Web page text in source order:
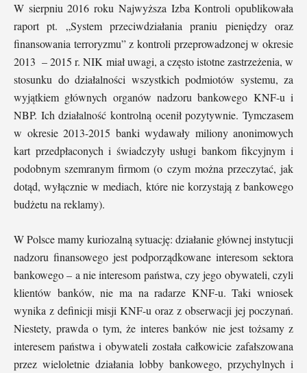
W sierpniu 2016 roku Najwyższa Izba Kontroli opublikowała
raport pt. „System przeciwdziałania praniu pieniędzy oraz
finansowania terroryzmu” z kontroli przeprowadzonej w okresie
2013 – 2015 r. NIK miał uwagi, a często istotne zastrzeżenia, w
stosunku do działalności wszystkich podmiotów systemu, za
wyjątkiem głównych organów nadzoru bankowego KNF-u i
NBP. Ich działalność kontrolną ocenił pozytywnie. Tymczasem
w okresie 2013-2015 banki wydawały miliony anonimowych
kart przedpłaconych i świadczyły usługi bankom fikcyjnym i
podobnym szemranym firmom (o czym można przeczytać, jak
dotąd, wyłącznie w mediach, które nie korzystają z bankowego
budżetu na reklamy).
W Polsce mamy kuriozalną sytuację: działanie głównej instytucji
nadzoru finansowego jest podporządkowane interesom sektora
bankowego – a nie interesom państwa, czy jego obywateli, czyli
klientów banków, nie ma na radarze KNF-u. Taki wniosek
wynika z definicji misji KNF-u oraz z obserwacji jej poczynań.
Niestety, prawda o tym, że interes banków nie jest tożsamy z
interesem państwa i obywateli została całkowicie zafałszowana
przez wieloletnie działania lobby bankowego, przychylnych i